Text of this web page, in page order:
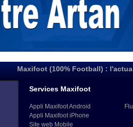
Maxifoot (100% Football) :
Services Maxifoot
Appli Maxifoot Android
Appli Maxifoot iPhone
Site web Mobile